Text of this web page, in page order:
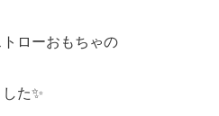
ローおもちゃの
た✨